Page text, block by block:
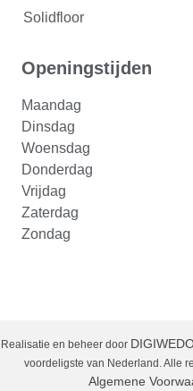
Solidfloor
Openingstijden
Maandag
Dinsdag
Woensdag
Donderdag
Vrijdag
Zaterdag
Zondag
Realisatie en beheer door
voordeligste van Nederland. Alle
Algemene